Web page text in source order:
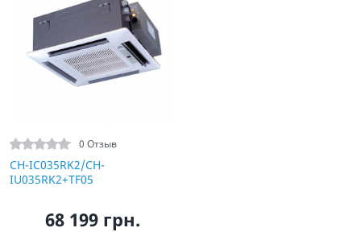
0 Отзыв
CH-IC035RK2/CH-
IU035RK2+TF05
68 199 грн.